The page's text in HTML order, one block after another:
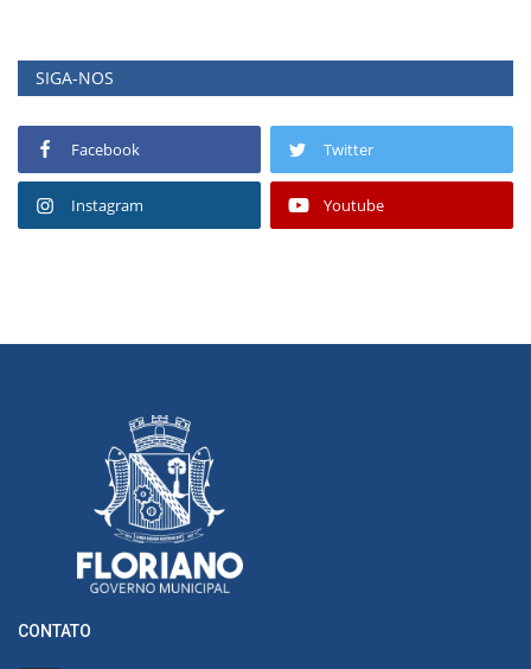
SIGA-NOS
Facebook Twitter
Instagram Youtube
CONTATO